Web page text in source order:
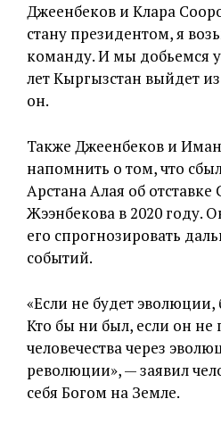
Джеенбеков и Клара
стану президентом, я
команду. И мы добьемся
лет Кыргызстан выйдет
он.
Также Джеенбеков и
напомнить о том, что
Арстана Алая об отставке
Жээнбекова в 2020 году.
его спрогнозировать
событий.
«Если не будет
Кто бы ни был, если он
человечества через
революции», — заявил
себя Богом на Земле.